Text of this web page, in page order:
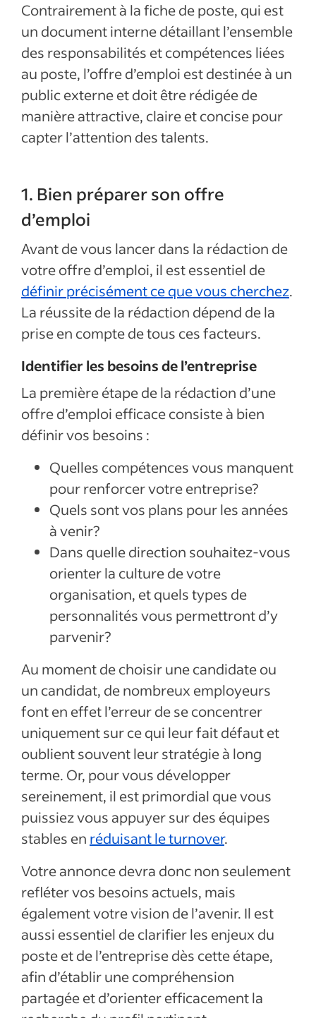
Contrairement à la fiche de poste, qui est
un document interne détaillant l’ensemble
des responsabilités et compétences liées
au poste, l’offre d’emploi est destinée à un
public externe et doit être rédigée de
manière attractive, claire et concise pour
capter l’attention des talents.
1. Bien préparer son offre
d’emploi
Avant de vous lancer dans la rédaction de
votre offre d’emploi, il est essentiel de
définir précisément ce que vous cherchez.
La réussite de la rédaction dépend de la
prise en compte de tous ces facteurs.
Identifier les besoins de l’entreprise
La première étape de la rédaction d’une
offre d’emploi efficace consiste à bien
définir vos besoins :
Quelles compétences vous manquent
pour renforcer votre entreprise?
Quels sont vos plans pour les années
à venir?
Dans quelle direction souhaitez-vous
orienter la culture de votre
organisation, et quels types de
personnalités vous permettront d’y
parvenir?
Au moment de choisir une candidate ou
un candidat, de nombreux employeurs
font en effet l’erreur de se concentrer
uniquement sur ce qui leur fait défaut et
oublient souvent leur stratégie à long
terme. Or, pour vous développer
sereinement, il est primordial que vous
puissiez vous appuyer sur des équipes
stables en réduisant le turnover.
Votre annonce devra donc non seulement
refléter vos besoins actuels, mais
également votre vision de l’avenir. Il est
aussi essentiel de clarifier les enjeux du
poste et de l’entreprise dès cette étape,
afin d’établir une compréhension
partagée et d’orienter efficacement la